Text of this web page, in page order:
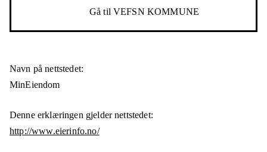
Gå tilVEFSN KOMMUNE
Navn på nettstedet:
MinEiendom
Denne erklæringen gjelder nettstedet:
http://www.eierinfo.no/